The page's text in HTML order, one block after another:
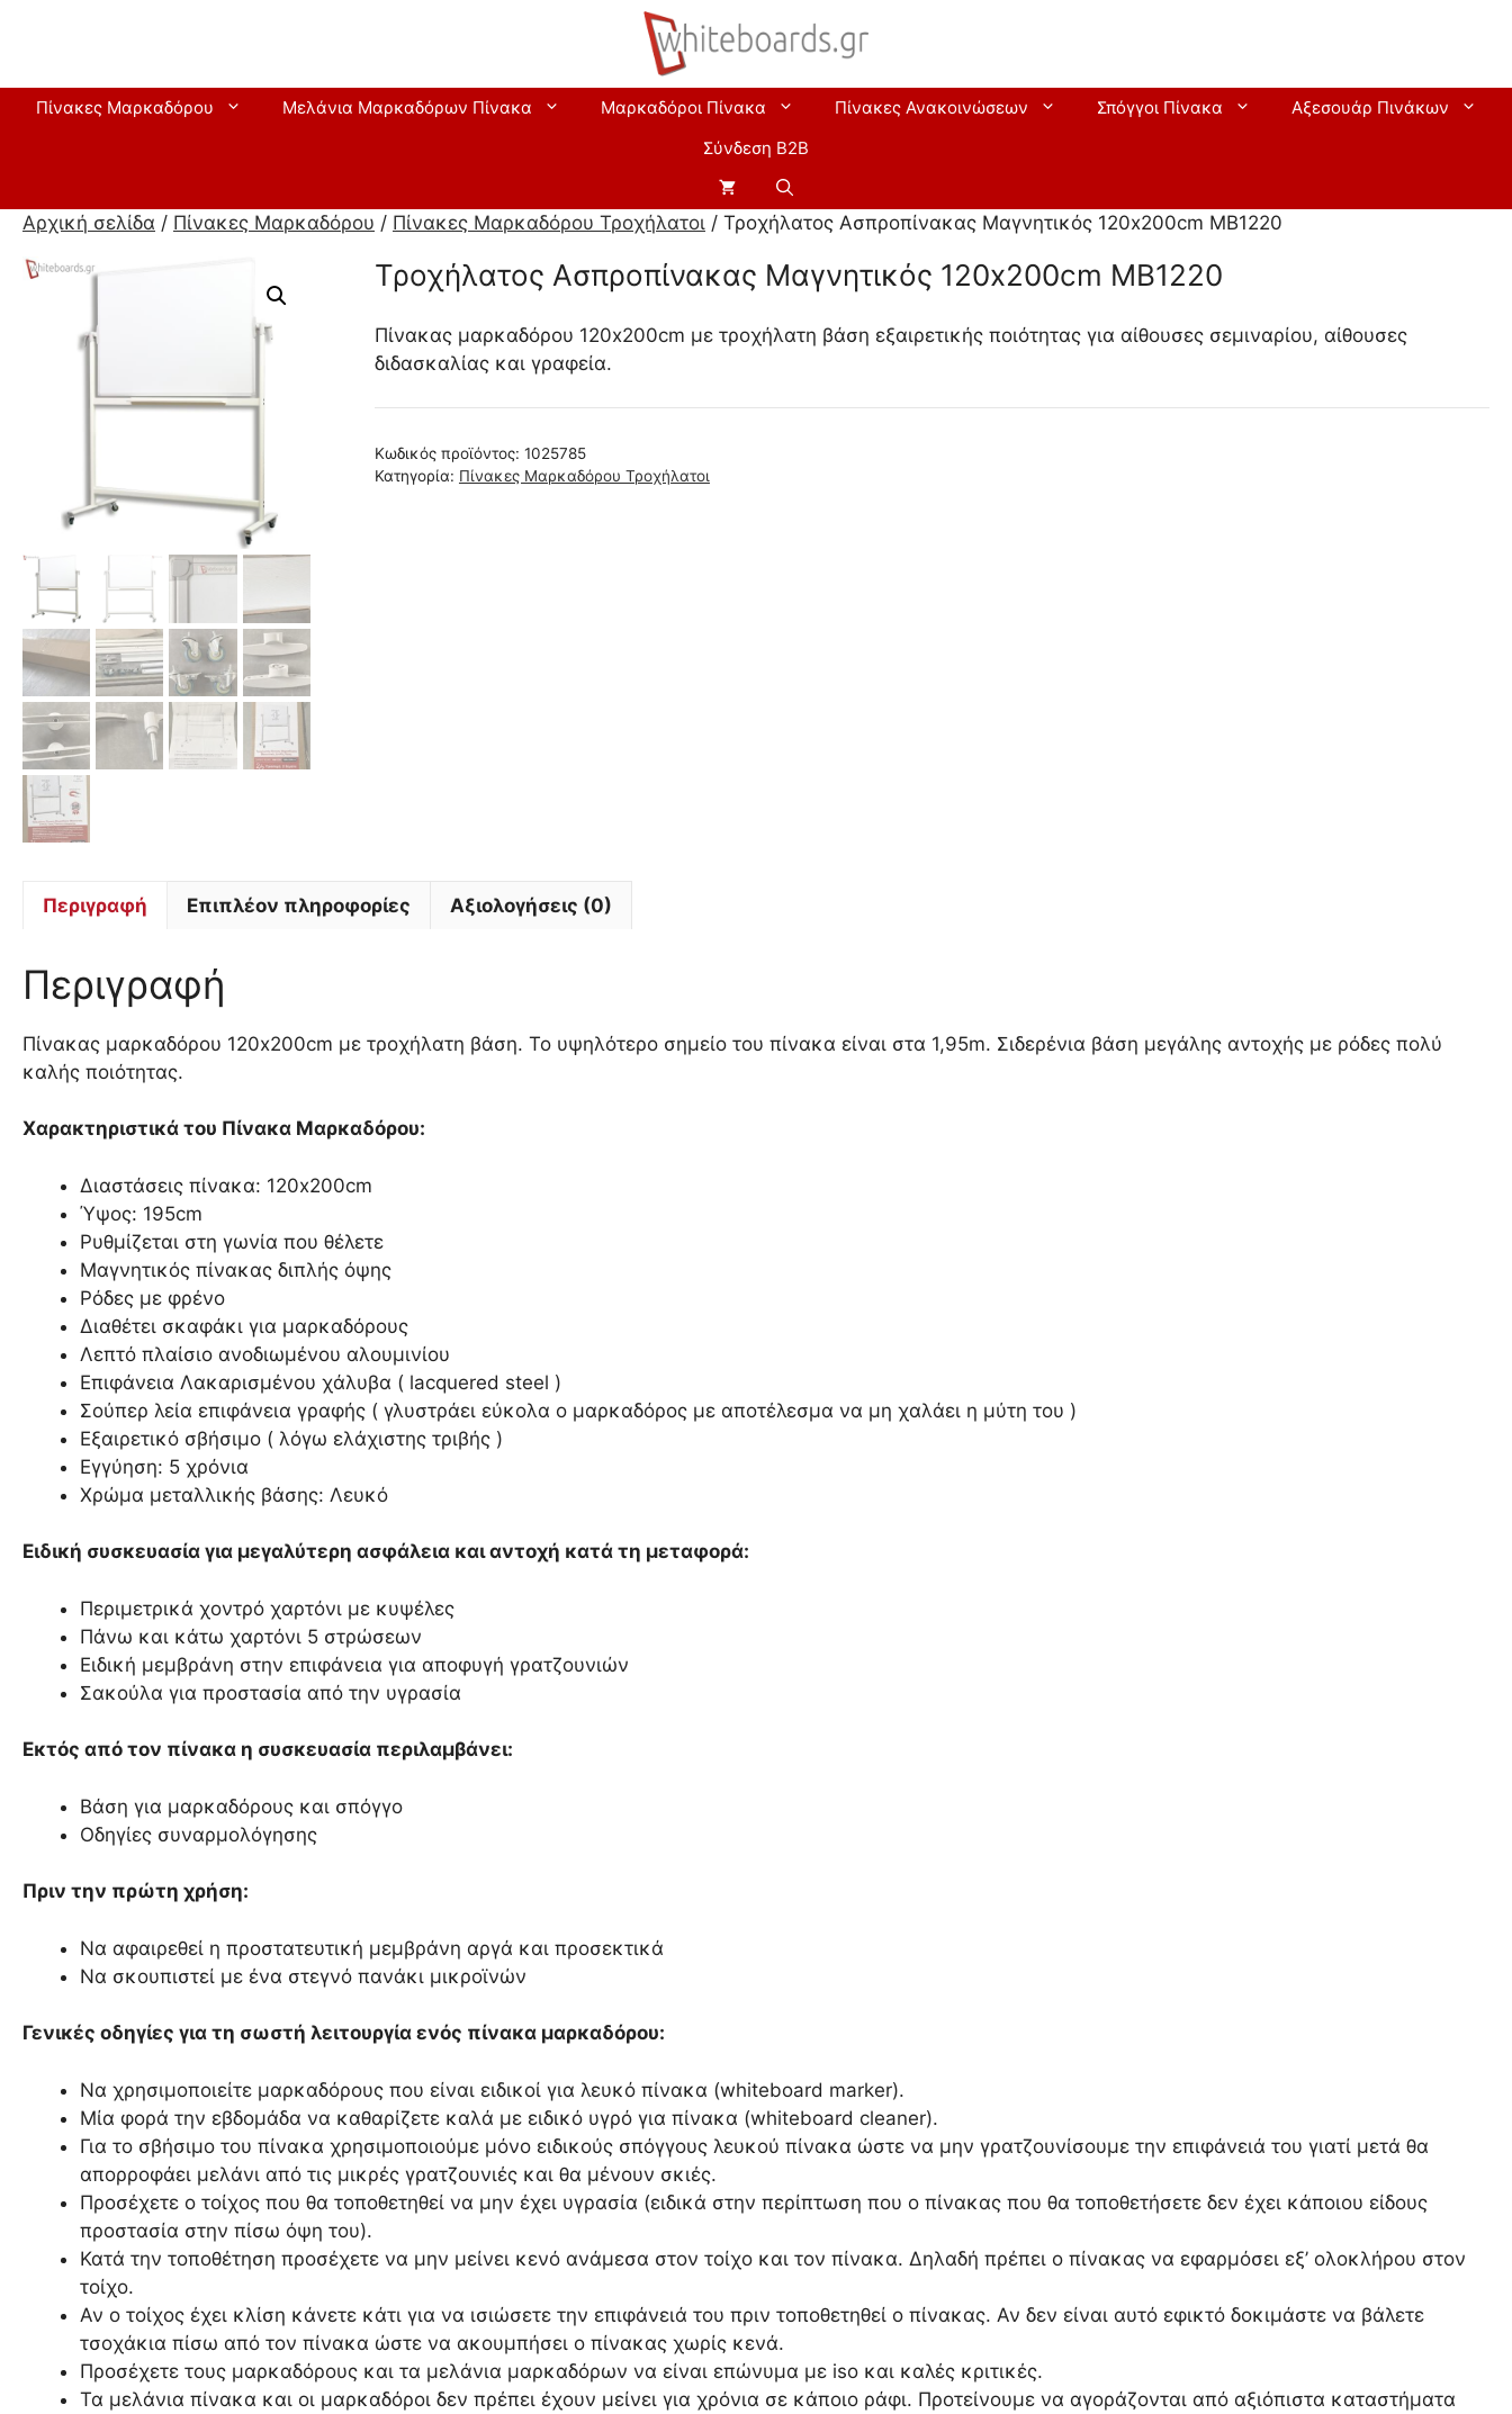
Πίνακες Μαρκαδόρου Μελάνια Μαρκαδόρων Πίνακα Μαρκαδόροι Πίνακα Πίνακες Ανακοινώσεων Σπόγγοι Πίνακα
Αξεσουάρ Πινάκων
Σύνδεση B2B
Αρχική σελίδα / Πίνακες Μαρκαδόρου / Πίνακες Μαρκαδόρου Τροχήλατοι / Τροχήλατος Ασπροπίνακας Μαγνητικός 120x200cm MB1220
Τροχήλατος Ασπροπίνακας Μαγνητικός 120x200cm MB1220
Πίνακας μαρκαδόρου 120x200cm με τροχήλατη βάση εξαιρετικής ποιότητας για αίθουσες σεμιναρίου, αίθουσες
διδασκαλίας και γραφεία.
Κωδικός προϊόντος: 1025785
Κατηγορία: Πίνακες Μαρκαδόρου Τροχήλατοι
Περιγραφή Επιπλέον πληροφορίες Αξιολογήσεις (0)
Περιγραφή
Πίνακας μαρκαδόρου 120x200cm με τροχήλατη βάση. Το υψηλότερο σημείο του πίνακα είναι στα 1,95m. Σιδερένια βάση μεγάλης αντοχής με ρόδες πολύ
καλής ποιότητας.
Χαρακτηριστικά του Πίνακα Μαρκαδόρου:
Διαστάσεις πίνακα: 120x200cm
Ύψος: 195cm
Ρυθμίζεται στη γωνία που θέλετε
Μαγνητικός πίνακας διπλής όψης
Ρόδες με φρένο
Διαθέτει σκαφάκι για μαρκαδόρους
Λεπτό πλαίσιο ανοδιωμένου αλουμινίου
Επιφάνεια Λακαρισμένου χάλυβα ( lacquered steel )
Σούπερ λεία επιφάνεια γραφής ( γλυστράει εύκολα ο μαρκαδόρος με αποτέλεσμα να μη χαλάει η μύτη του )
Εξαιρετικό σβήσιμο ( λόγω ελάχιστης τριβής )
Εγγύηση: 5 χρόνια
Χρώμα μεταλλικής βάσης: Λευκό
Ειδική συσκευασία για μεγαλύτερη ασφάλεια και αντοχή κατά τη μεταφορά:
Περιμετρικά χοντρό χαρτόνι με κυψέλες
Πάνω και κάτω χαρτόνι 5 στρώσεων
Ειδική μεμβράνη στην επιφάνεια για αποφυγή γρατζουνιών
Σακούλα για προστασία από την υγρασία
Εκτός από τον πίνακα η συσκευασία περιλαμβάνει:
Βάση για μαρκαδόρους και σπόγγο
Οδηγίες συναρμολόγησης
Πριν την πρώτη χρήση:
Να αφαιρεθεί η προστατευτική μεμβράνη αργά και προσεκτικά
Να σκουπιστεί με ένα στεγνό πανάκι μικροϊνών
Γενικές οδηγίες για τη σωστή λειτουργία ενός πίνακα μαρκαδόρου:
Να χρησιμοποιείτε μαρκαδόρους που είναι ειδικοί για λευκό πίνακα (whiteboard marker).
Μία φορά την εβδομάδα να καθαρίζετε καλά με ειδικό υγρό για πίνακα (whiteboard cleaner).
Για το σβήσιμο του πίνακα χρησιμοποιούμε μόνο ειδικούς σπόγγους λευκού πίνακα ώστε να μην γρατζουνίσουμε την επιφάνειά του γιατί μετά θα
απορροφάει μελάνι από τις μικρές γρατζουνιές και θα μένουν σκιές.
Προσέχετε ο τοίχος που θα τοποθετηθεί να μην έχει υγρασία (ειδικά στην περίπτωση που ο πίνακας που θα τοποθετήσετε δεν έχει κάποιου είδους
προστασία στην πίσω όψη του).
Κατά την τοποθέτηση προσέχετε να μην μείνει κενό ανάμεσα στον τοίχο και τον πίνακα. Δηλαδή πρέπει ο πίνακας να εφαρμόσει εξ’ ολοκλήρου στον
τοίχο.
Αν ο τοίχος έχει κλίση κάνετε κάτι για να ισιώσετε την επιφάνειά του πριν τοποθετηθεί ο πίνακας. Αν δεν είναι αυτό εφικτό δοκιμάστε να βάλετε
τσοχάκια πίσω από τον πίνακα ώστε να ακουμπήσει ο πίνακας χωρίς κενά.
Προσέχετε τους μαρκαδόρους και τα μελάνια μαρκαδόρων να είναι επώνυμα με iso και καλές κριτικές.
Τα μελάνια πίνακα και οι μαρκαδόροι δεν πρέπει έχουν μείνει για χρόνια σε κάποιο ράφι. Προτείνουμε να αγοράζονται από αξιόπιστα καταστήματα